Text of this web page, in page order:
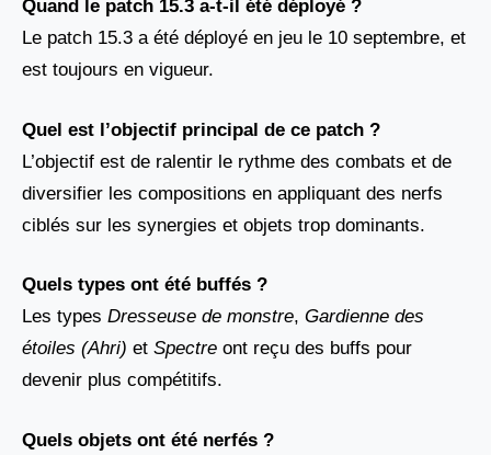
Quand le patch 15.3 a-t-il été déployé ?
Le patch 15.3 a été déployé en jeu le 10 septembre, et
est toujours en vigueur.
Quel est l’objectif principal de ce patch ?
L’objectif est de ralentir le rythme des combats et de
diversifier les compositions en appliquant des nerfs
ciblés sur les synergies et objets trop dominants.
Quels types ont été buffés ?
Les types Dresseuse de monstre, Gardienne des
étoiles (Ahri) et Spectre ont reçu des buffs pour
devenir plus compétitifs.
Quels objets ont été nerfés ?